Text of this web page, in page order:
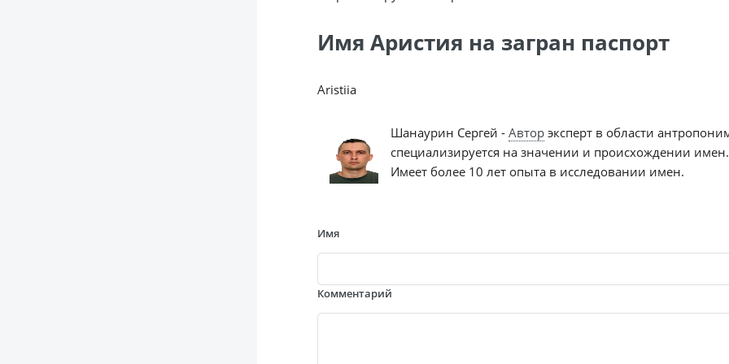
Имя Аристия на загран паспорт
Aristiia
Шанаурин Сергей - Авторэксперт в области
специализируется на значении и происхождении имен.
Имеет более 10 лет опыта в исследовании имен.
Имя
Комментарий